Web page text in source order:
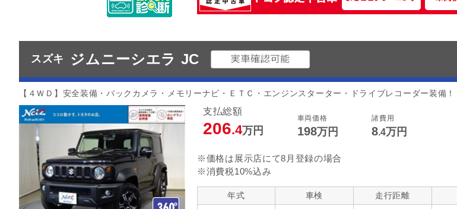
スズキ ジムニーシエラ JC
【４ＷＤ】安全装備・バックカメラ・メモリーナビ・ＥＴＣ・エンジンスターター・ドライブレコーダー装備！
支払総額
206.4万円
車両価格
198万円
諸費用
8.4万円
※価格は展示店にて8月登録の場合
※消費税10%込み
年式 車検 走行距離